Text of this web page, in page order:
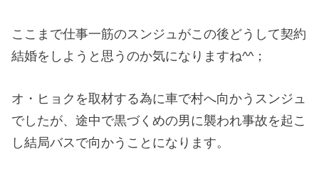
ここまで仕事一筋のスンジュがこの後どうして契約
結婚をしようと思うのか気になりますね^^；
オ・ヒョクを取材する為に車で村へ向かうスンジュ
でしたが、途中で黒づくめの男に襲われ事故を起こ
し結局バスで向かうことになります。